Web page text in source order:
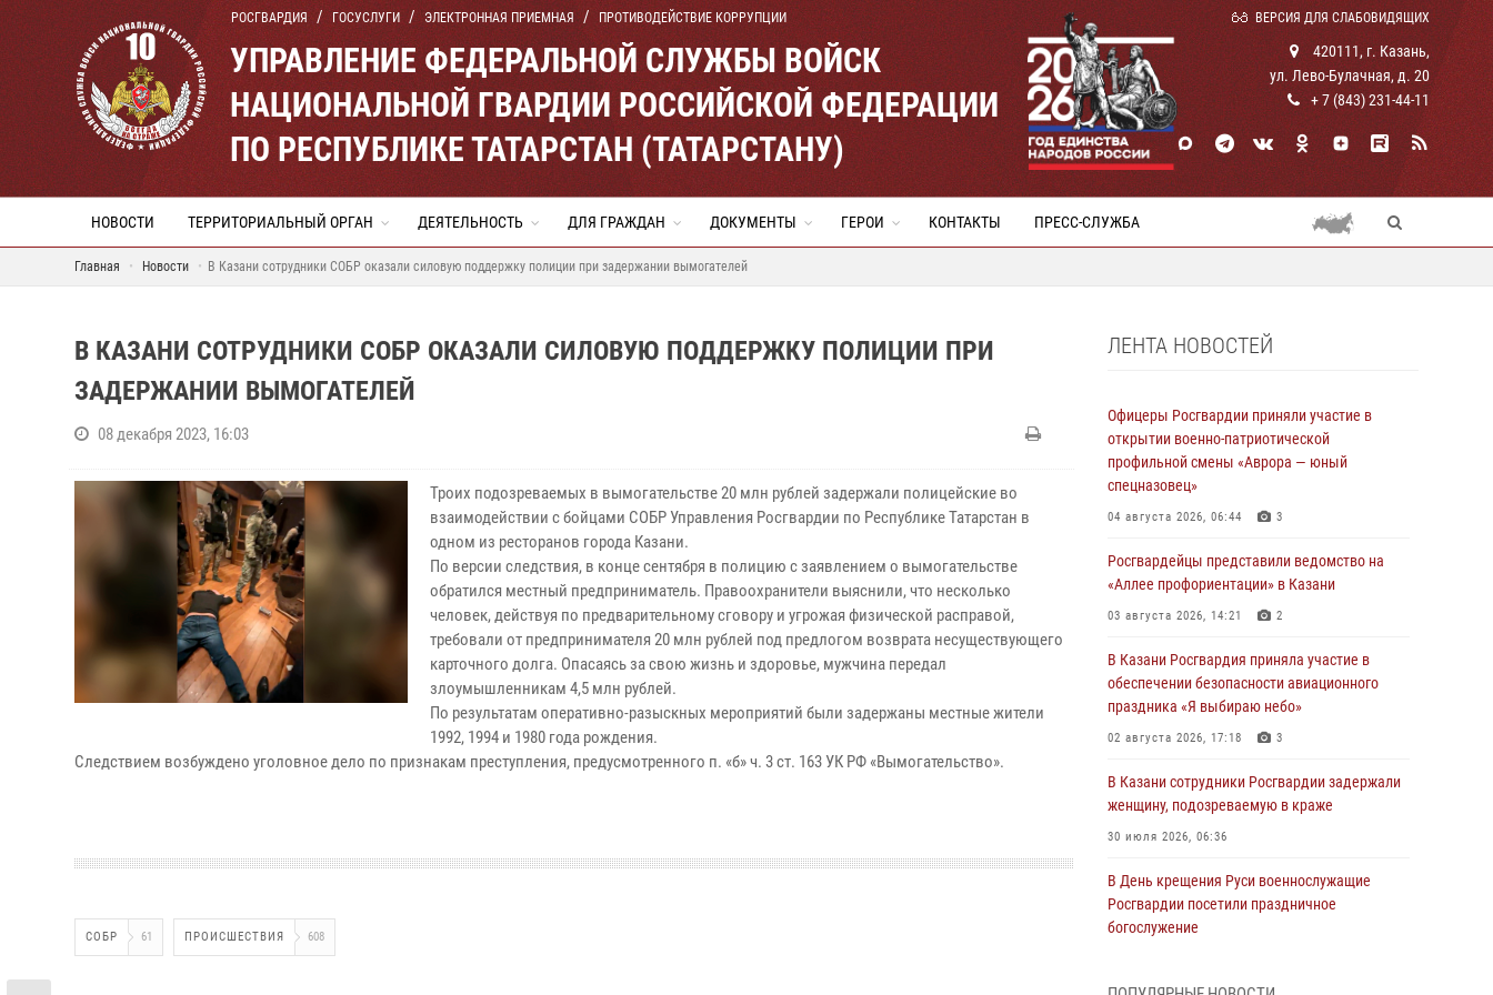
РОСГВАРДИЯ ГОСУСЛУГИ ЭЛЕКТРОННАЯ ПРИЕМНАЯ ПРОТИВОДЕЙСТВИЕ КОРРУПЦИИ ВЕРСИЯ ДЛЯ СЛАБОВИДЯЩИХ
УПРАВЛЕНИЕ ФЕДЕРАЛЬНОЙ СЛУЖБЫ ВОЙСК
НАЦИОНАЛЬНОЙ ГВАРДИИ РОССИЙСКОЙ ФЕДЕРАЦИИ
ПО РЕСПУБЛИКЕ ТАТАРСТАН (ТАТАРСТАНУ)
420111, г. Казань,
ул. Лево-Булачная, д. 20
+ 7 (843) 231-44-11
НОВОСТИ ТЕРРИТОРИАЛЬНЫЙ ОРГАН ДЕЯТЕЛЬНОСТЬ ДЛЯ ГРАЖДАН ДОКУМЕНТЫ ГЕРОИ КОНТАКТЫ ПРЕСС-СЛУЖБА
Главная Новости В Казани сотрудники СОБР оказали силовую поддержку полиции при задержании вымогателей
В КАЗАНИ СОТРУДНИКИ СОБР ОКАЗАЛИ СИЛОВУЮ ПОДДЕРЖКУ ПОЛИЦИИ ПРИ
ЗАДЕРЖАНИИ ВЫМОГАТЕЛЕЙ
08 декабря 2023, 16:03
Троих подозреваемых в вымогательстве 20 млн рублей задержали полицейские во
взаимодействии с бойцами СОБР Управления Росгвардии по Республике Татарстан в
одном из ресторанов города Казани.
По версии следствия, в конце сентября в полицию с заявлением о вымогательстве
обратился местный предприниматель. Правоохранители выяснили, что несколько
человек, действуя по предварительному сговору и угрожая физической расправой,
требовали от предпринимателя 20 млн рублей под предлогом возврата несуществующего
карточного долга. Опасаясь за свою жизнь и здоровье, мужчина передал
злоумышленникам 4,5 млн рублей.
По результатам оперативно-разыскных мероприятий были задержаны местные жители
1992, 1994 и 1980 года рождения.
Следствием возбуждено уголовное дело по признакам преступления, предусмотренного п. «б» ч. 3 ст. 163 УК РФ «Вымогательство».
СОБР 61 ПРОИСШЕСТВИЯ 608
ЛЕНТА НОВОСТЕЙ
Офицеры Росгвардии приняли участие в
открытии военно-патриотической
профильной смены «Аврора — юный
спецназовец»
04 августа 2026, 06:44 3
Росгвардейцы представили ведомство на
«Аллее профориентации» в Казани
03 августа 2026, 14:21 2
В Казани Росгвардия приняла участие в
обеспечении безопасности авиационного
праздника «Я выбираю небо»
02 августа 2026, 17:18 3
В Казани сотрудники Росгвардии задержали
женщину, подозреваемую в краже
30 июля 2026, 06:36
В День крещения Руси военнослужащие
Росгвардии посетили праздничное
богослужение